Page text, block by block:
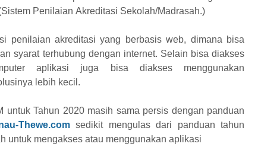
Penilaian Akreditasi Sekolah/Madrasah.)
penilaian akreditasi yang berbasis web, dimana bisa
syarat terhubung dengan internet. Selain bisa diakses
aplikasi juga bisa diakses menggunakan
lebih kecil.
untuk Tahun 2020 masih sama persis dengan panduan
Thewe.com sedikit mengulas dari panduan tahun
untuk mengakses atau menggunakan aplikasi